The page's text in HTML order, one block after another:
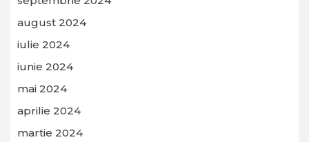
august 2024
iulie 2024
iunie 2024
mai 2024
aprilie 2024
martie 2024